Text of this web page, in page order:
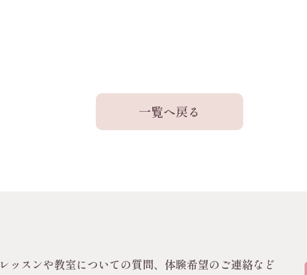
一覧へ戻る
レッスンや教室についての質問、体験希望のご連絡など